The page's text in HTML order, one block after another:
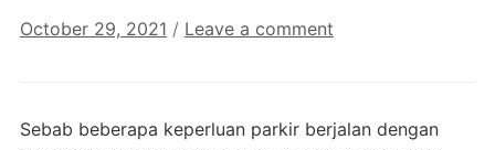
October 29, 2021 / Leave a comment
Sebab beberapa keperluan parkir berjalan dengan